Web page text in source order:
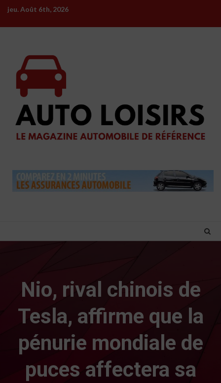
Skip
content
jeu. Août 6th, 2026
Nio, rival chinois de
Tesla, affirme que la
pénurie mondiale de
puces affectera sa